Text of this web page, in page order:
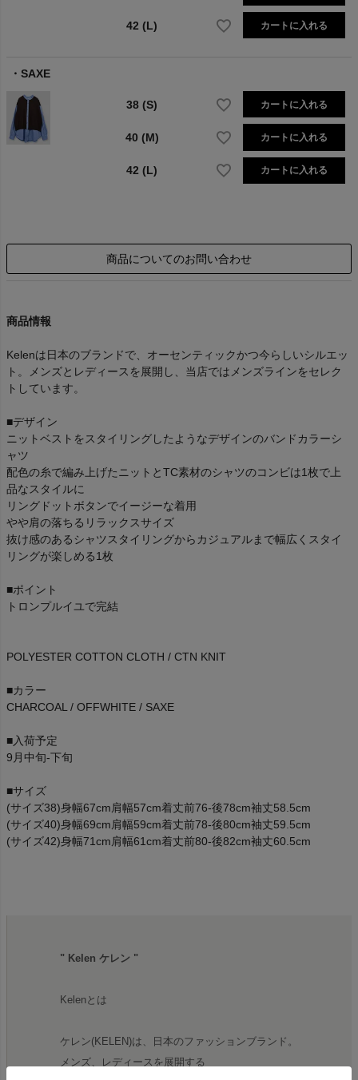
42 (L) カートに入れる
SAXE
38 (S) カートに入れる
40 (M) カートに入れる
42 (L) カートに入れる
商品についてのお問い合わせ
商品情報
Kelenは日本のブランドで、オーセンティックかつ今らしいシルエッ
ト。メンズとレディースを展開し、当店ではメンズラインをセレク
トしています。
■デザイン
ニットベストをスタイリングしたようなデザインのバンドカラーシ
ャツ
配色の糸で編み上げたニットとTC素材のシャツのコンビは1枚で上
品なスタイルに
リングドットボタンでイージーな着用
やや肩の落ちるリラックスサイズ
抜け感のあるシャツスタイリングからカジュアルまで幅広くスタイ
リングが楽しめる1枚
■ポイント
トロンプルイユで完結
POLYESTER COTTON CLOTH / CTN KNIT
■カラー
CHARCOAL / OFFWHITE / SAXE
■入荷予定
9月中旬-下旬
■サイズ
(サイズ38)身幅67cm肩幅57cm着丈前76-後78cm袖丈58.5cm
(サイズ40)身幅69cm肩幅59cm着丈前78-後80cm袖丈59.5cm
(サイズ42)身幅71cm肩幅61cm着丈前80-後82cm袖丈60.5cm
" Kelen ケレン "
Kelenとは
ケレン(KELEN)は、日本のファッションブランド。
メンズ、レディースを展開する